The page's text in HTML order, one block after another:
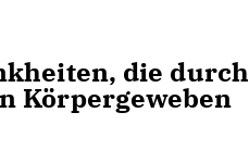
die durch
Körpergeweben